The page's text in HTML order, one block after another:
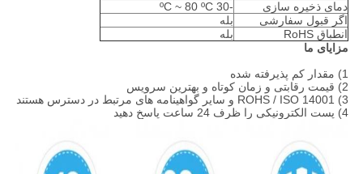
دمای ذخیره سازی
-30 ºC ~ 80 ºC
اگر قبول سفارشی
بله
انطباق RoHS
بله
مزایای ما
1) مقدار کم پذیرفته شده
2) قیمت رقابتی و زمان کوتاه و بهترین سرویس
3) ROHS / ISO 14001 و سایر گواهینامه های مرتبط در دسترس هستند
4) پست الکترونیکی را ظرف 24 ساعت پاسخ دهید